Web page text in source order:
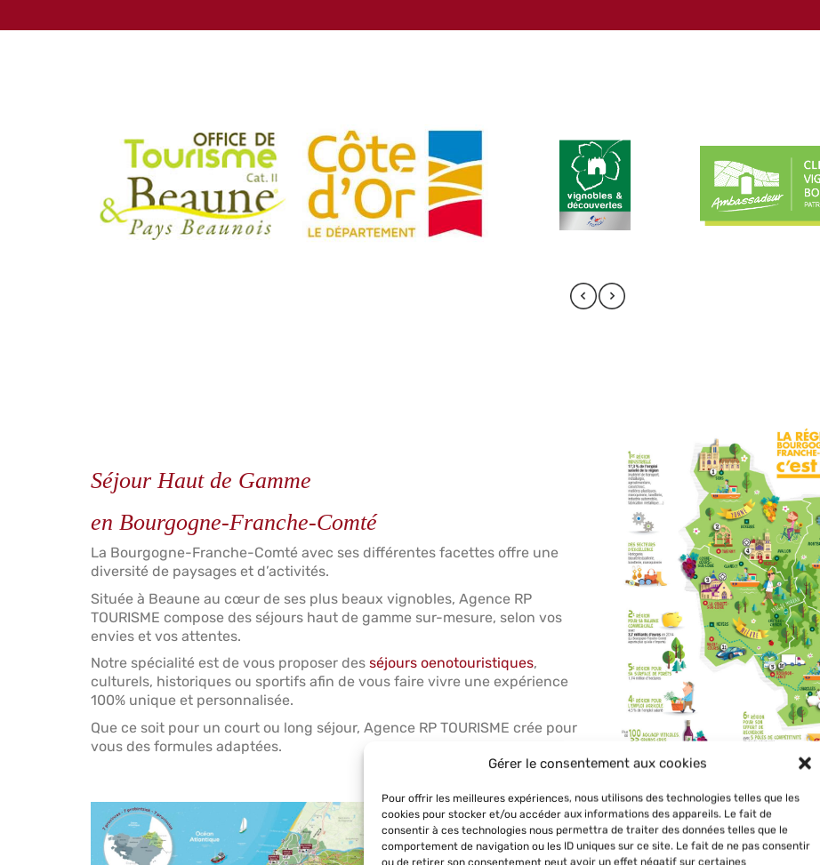
Gérer le consentement aux cookies
Pour offrir les meilleures expériences, nous utilisons des technologies telles que les
cookies pour stocker et/ou accéder aux informations des appareils. Le fait de
consentir à ces technologies nous permettra de traiter des données telles que le
comportement de navigation ou les ID uniques sur ce site. Le fait de ne pas consentir
ou de retirer son consentement peut avoir un effet négatif sur certaines
Séjour Haut de Gamme
en Bourgogne-Franche-Comté
La Bourgogne-Franche-Comté avec ses différentes facettes offre une
diversité de paysages et d’activités.
Située à Beaune au cœur de ses plus beaux vignobles, Agence RP
TOURISME compose des séjours haut de gamme sur-mesure, selon vos
envies et vos attentes.
Notre spécialité est de vous proposer des séjours oenotouristiques,
culturels, historiques ou sportifs afin de vous faire vivre une expérience
100% unique et personnalisée.
Que ce soit pour un court ou long séjour, Agence RP TOURISME crée pour
vous des formules adaptées.